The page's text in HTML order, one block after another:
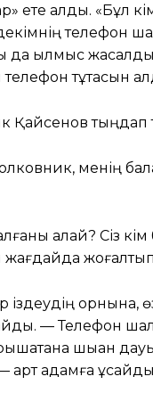
ете қалды. «Бұл
телефон
да қылмыс
тұтқасын
тыңдап
менің
қалай? Сіз кім
жағдайда
орнына,
— Телефон
шыққан
қарт адамға